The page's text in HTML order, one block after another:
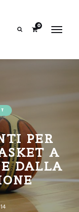
0
PER
A
DALLA